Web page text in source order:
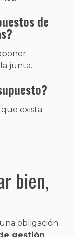
de
junta.
exista
bien,
obligación